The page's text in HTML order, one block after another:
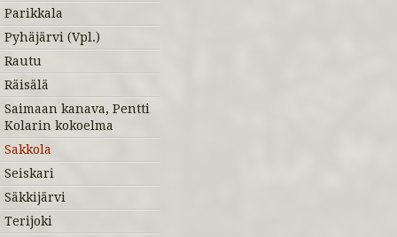
Parikkala
Pyhäjärvi (Vpl.)
Rautu
Räisälä
Saimaan kanava, Pentti
Kolarin kokoelma
Sakkola
Seiskari
Säkkijärvi
Terijoki